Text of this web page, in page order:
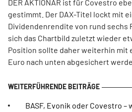
DER AKTIONÄR ist für Covestro
gestimmt. Der DAX-Titel lockt mit
Dividendenrendite von rund sechs
sich das Chartbild zuletzt wieder
Position sollte daher weiterhin mit
Euro nach unten abgesichert
BASF, Evonik oder Covestro